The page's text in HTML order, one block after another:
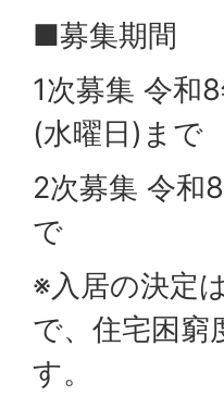
■募集期間
1次募集 令和
(水曜日)まで
2次募集 令和
で
※入居の決定
で、住宅困窮
す。